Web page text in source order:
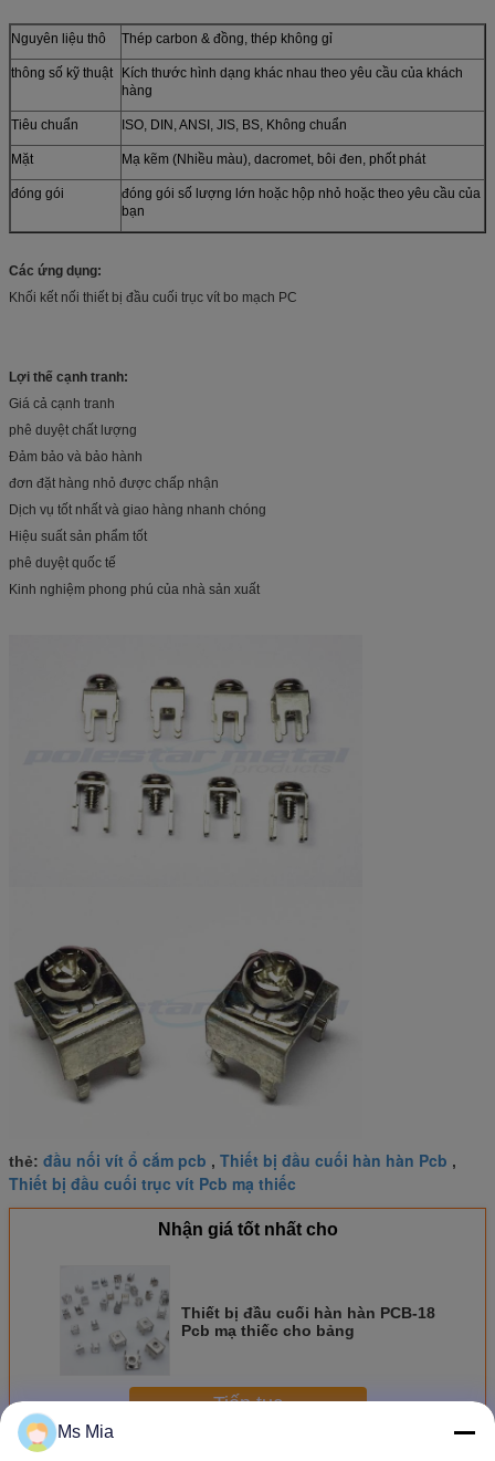
Nguyên liệu thô Thép carbon & đồng, thép không gỉ
thông số kỹ thuật
Kích thước hình dạng khác nhau theo yêu cầu của khách
hàng
Tiêu chuẩn ISO, DIN, ANSI, JIS, BS, Không chuẩn
Mặt Mạ kẽm (Nhiều màu), dacromet, bôi đen, phốt phát
đóng gói
đóng gói số lượng lớn hoặc hộp nhỏ hoặc theo yêu cầu của
bạn
Các ứng dụng:
Khối kết nối thiết bị đầu cuối trục vít bo mạch PC
Lợi thế cạnh tranh:
Giá cả cạnh tranh
phê duyệt chất lượng
Đảm bảo và bảo hành
đơn đặt hàng nhỏ được chấp nhận
Dịch vụ tốt nhất và giao hàng nhanh chóng
Hiệu suất sản phẩm tốt
phê duyệt quốc tế
Kinh nghiệm phong phú của nhà sản xuất
thẻ: đầu nối vít ổ cắm pcb , Thiết bị đầu cuối hàn hàn Pcb ,
Thiết bị đầu cuối trục vít Pcb mạ thiếc
Nhận giá tốt nhất cho
Thiết bị đầu cuối hàn hàn PCB-18
Pcb mạ thiếc cho bảng
Tiếp tục
Ms Mia